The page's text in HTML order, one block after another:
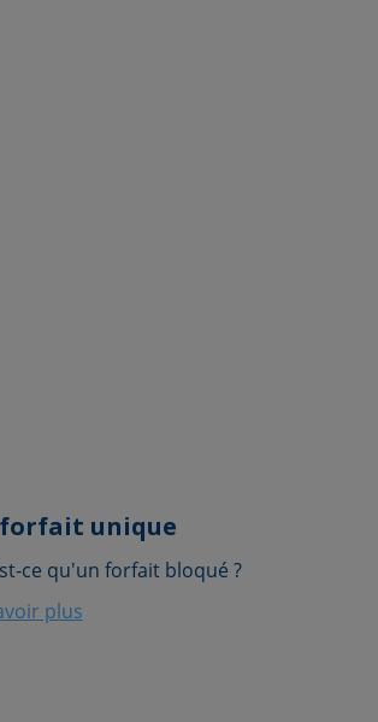
unique
ce qu'un forfait bloqué ?
plus